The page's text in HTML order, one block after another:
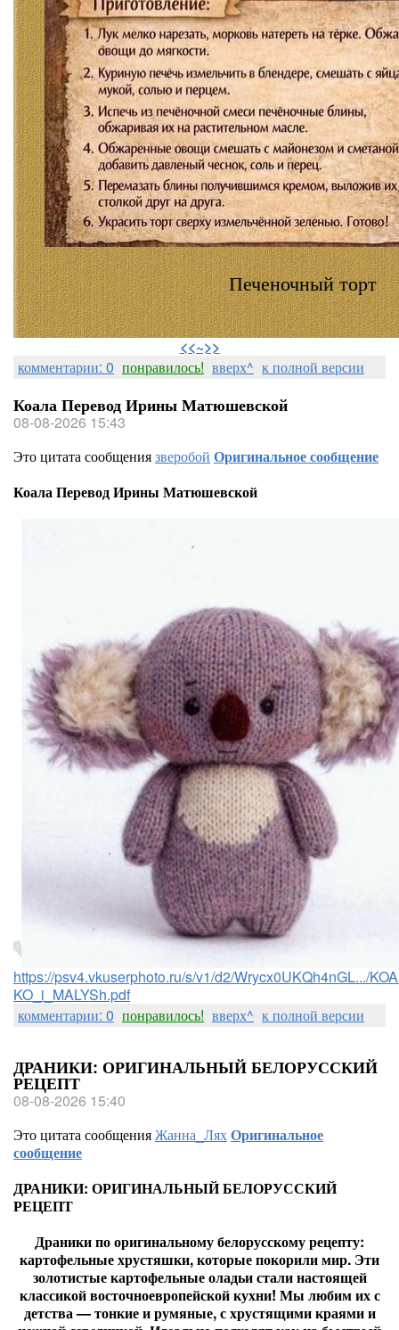
Печеночный торт
⠀
<<~>>
комментарии: 0 понравилось! вверх^ к полной версии
Коала Перевод Ирины Матюшевской
08-08-2026 15:43
Это цитата сообщениязверобой Оригинальное сообщение
Коала Перевод Ирины Матюшевской
https://psv4.vkuserphoto.ru/s/v1/d2/Wrycx0UKQh4nGL.../
KO_i_MALYSh.pdf
комментарии: 0 понравилось! вверх^ к полной версии
ДРАНИКИ: ОРИГИНАЛЬНЫЙ БЕЛОРУССКИЙ
РЕЦЕПТ
08-08-2026 15:40
Это цитата сообщенияЖанна_ЛяхОригинальное
сообщение
ДРАНИКИ: ОРИГИНАЛЬНЫЙ БЕЛОРУССКИЙ
РЕЦЕПТ
Драники по оригинальному белорусскому рецепту:
картофельные хрустяшки, которые покорили мир. Эти
золотистые картофельные оладьи стали настоящей
классикой восточноевропейской кухни! Мы любим их с
детства — тонкие и румяные, с хрустящими краями и